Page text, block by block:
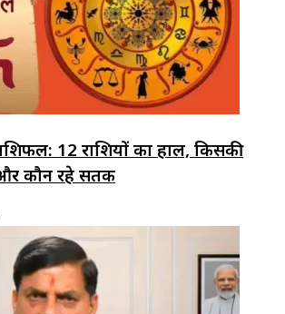
12 राशियों का हाल, किसकी
कौन रहे सतर्क